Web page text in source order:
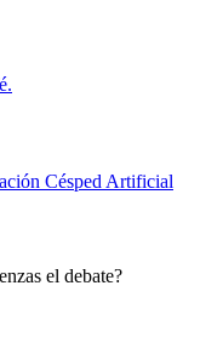
Césped Artificial
el debate?